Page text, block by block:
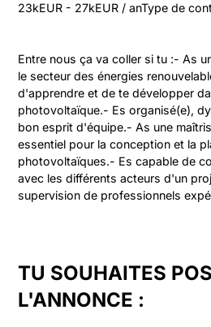
23kEUR - 27kEUR / anType de
Entre nous ça va coller si tu :- As
le secteur des énergies
d'apprendre et de te développer
photovoltaïque.- Es organisé(e),
bon esprit d'équipe.- As une
essentiel pour la conception et la
photovoltaïques.- Es capable de
avec les différents acteurs d'un
supervision de professionnels
TU SOUHAITES
L'ANNONCE :